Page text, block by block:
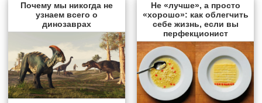
Почему мы никогда не
узнаем всего о
динозаврах
Не «лучше», а просто
«хорошо»: как облегчить
себе жизнь, если вы
перфекционист